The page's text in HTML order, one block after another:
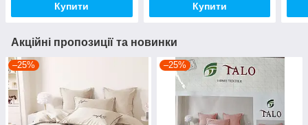
Купити Купити
Акційні пропозиції та новинки
–25% –25%